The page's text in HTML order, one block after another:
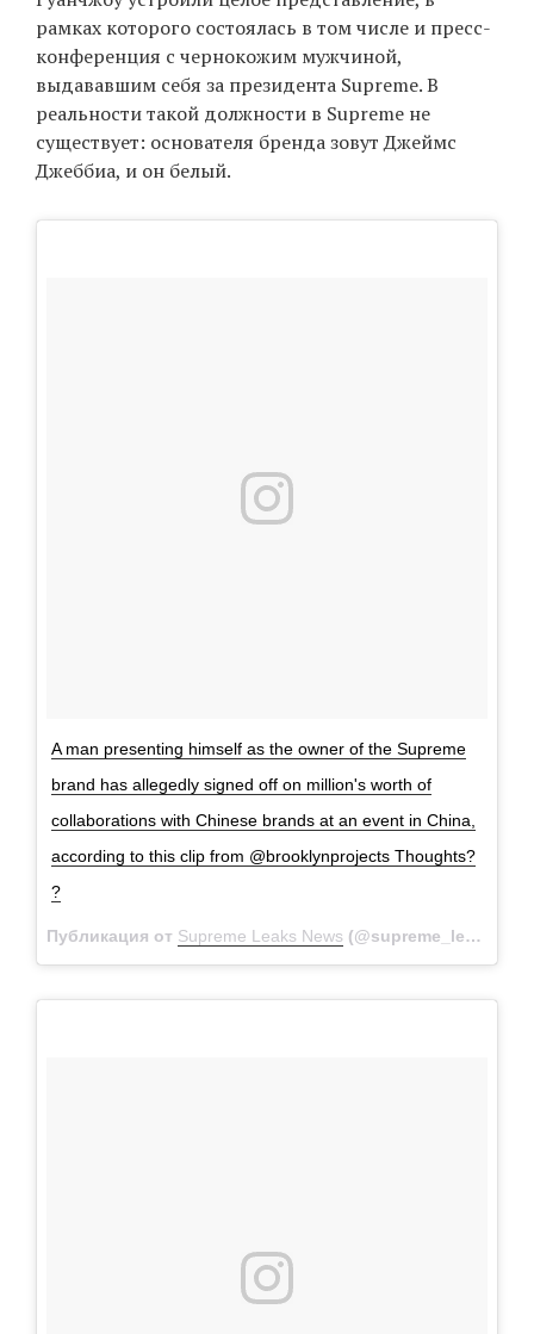
рамках которого состоялась в том числе и пресс-
конференция с чернокожим мужчиной,
выдававшим себя за президента Supreme. В
реальности такой должности в Supreme не
существует: основателя бренда зовут Джеймс
Джеббиа, и он белый.
A man presenting himself as the owner of the Supreme
brand has allegedly signed off on million's worth of
collaborations with Chinese brands at an event in China,
according to this clip from @brooklynprojects Thoughts?
?
Публикация от Supreme Leaks News (@supreme_leaks_news)